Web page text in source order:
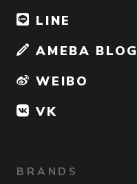
LINE
AMEBA BLOG
WEIBO
VK
BRANDS